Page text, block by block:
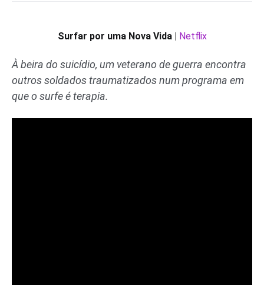
Surfar por uma Nova Vida | Netflix
À beira do suicídio, um veterano de guerra encontra
outros soldados traumatizados num programa em
que o surfe é terapia.